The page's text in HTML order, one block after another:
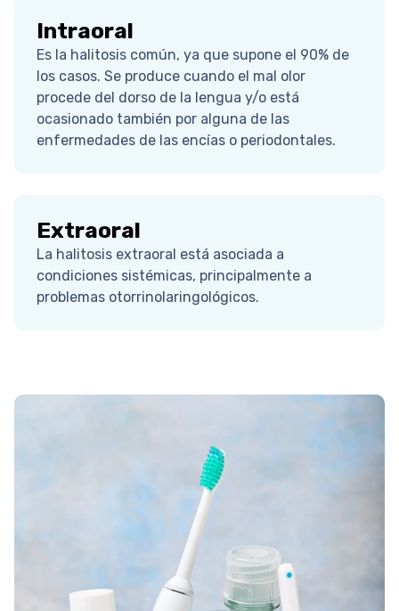
Intraoral
Es la halitosis común, ya que supone el 90% de
los casos. Se produce cuando el mal olor
procede del dorso de la lengua y/o está
ocasionado también por alguna de las
enfermedades de las encías o periodontales.
Extraoral
La halitosis extraoral está asociada a
condiciones sistémicas, principalmente a
problemas otorrinolaringológicos.